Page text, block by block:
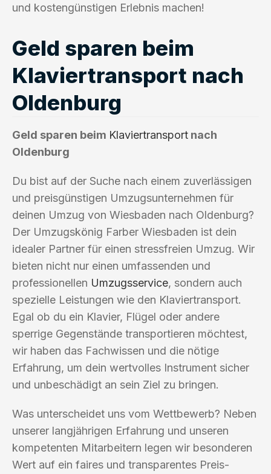
und kostengünstigen Erlebnis machen!
Geld sparen beim
Klaviertransport nach
Oldenburg
Geld sparen beim Klaviertransport nach
Oldenburg
Du bist auf der Suche nach einem zuverlässigen
und preisgünstigen Umzugsunternehmen für
deinen Umzug von Wiesbaden nach Oldenburg?
Der Umzugskönig Farber Wiesbaden ist dein
idealer Partner für einen stressfreien Umzug. Wir
bieten nicht nur einen umfassenden und
professionellen Umzugsservice, sondern auch
spezielle Leistungen wie den Klaviertransport.
Egal ob du ein Klavier, Flügel oder andere
sperrige Gegenstände transportieren möchtest,
wir haben das Fachwissen und die nötige
Erfahrung, um dein wertvolles Instrument sicher
und unbeschädigt an sein Ziel zu bringen.
Was unterscheidet uns vom Wettbewerb? Neben
unserer langjährigen Erfahrung und unseren
kompetenten Mitarbeitern legen wir besonderen
Wert auf ein faires und transparentes Preis-